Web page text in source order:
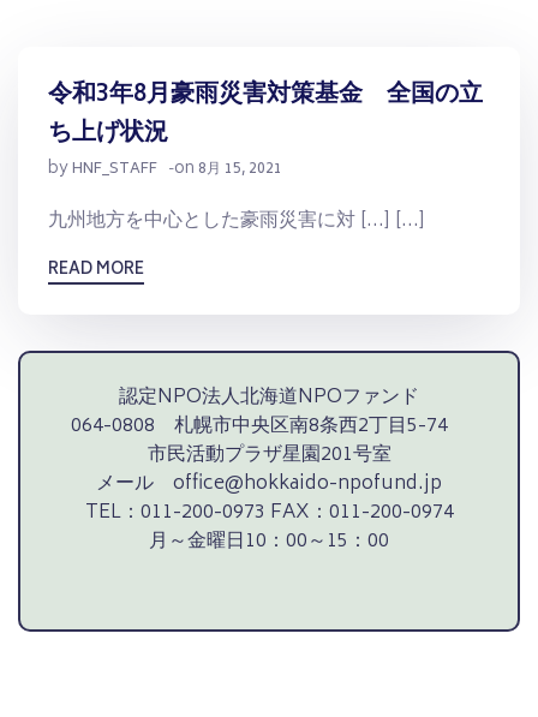
令和3年8月豪雨災害対策基金 全国の立
ち上げ状況
byHNF_STAFF -on 8月 15, 2021
九州地方を中心とした豪雨災害に対 […] […]
READ MORE
認定NPO法人北海道NPOファンド
064-0808 札幌市中央区南8条西2丁目5-74
市民活動プラザ星園201号室
メール office@hokkaido-npofund.jp
TEL：011-200-0973 FAX：011-200-0974
月～金曜日10：00～15：00